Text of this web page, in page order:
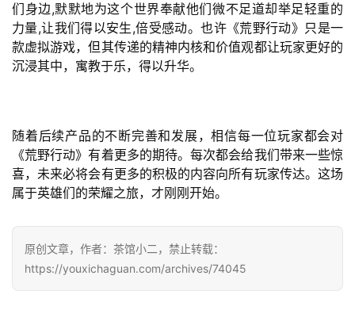
7
月
日
游
接
会
们身边,默默地为这个世界奉献他们微不足道却举足轻重的
力量,让我们得以安生,倍受感动。也许《荒野行动》只是一
款虚拟游戏，但其传递的精神内核和价值观都让玩家更好的
沉浸其中，寓教于乐，得以升华。
随着后续产品的不断完善和发展，相信每一位玩家都会对
《荒野行动》有着更多的期待。每次都会给我们带来一些惊
喜，未来必将会有更多的积极的内容向所有玩家传达。这场
属于英雄们的荣耀之旅，才刚刚开始。
原创文章，作者：茶馆小二，禁止转载：
https://youxichaguan.com/archives/74045